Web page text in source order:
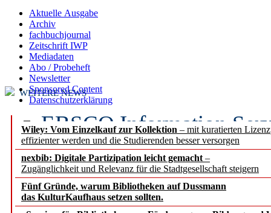
Aktuelle Ausgabe
Archiv
fachbuchjournal
Zeitschrift IWP
Mediadaten
Abo / Probeheft
Newsletter
Sponsored Content
Datenschutzerklärung
Wiley: Vom Einzelkauf zur Kollektion – mit kuratierten
effizienter werden und die Studierenden besser versorgen
nexbib: Digitale Partizipation leicht gemacht –
Zugänglichkeit und Relevanz für die Stadtgesellschaft steigern
Fünf Gründe, warum Bibliotheken auf Dussmann
das KulturKaufhaus setzen sollten.
WEITERE NEWS
EBSCO Information
Recherchefunktionen in
Sorbisches Institut neu
Geschichte und